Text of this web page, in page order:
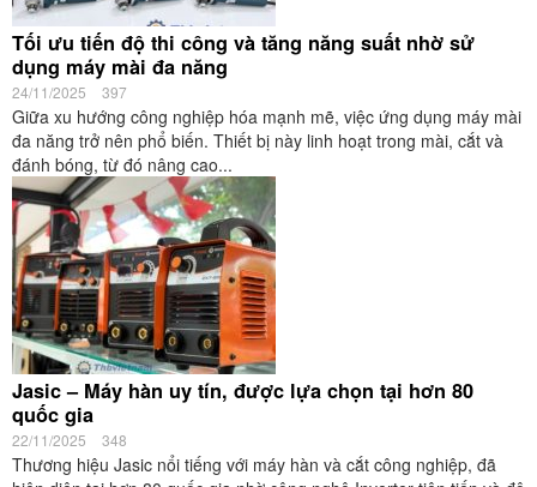
Tối ưu tiến độ thi công và tăng năng suất nhờ sử
dụng máy mài đa năng
24/11/2025 397
Giữa xu hướng công nghiệp hóa mạnh mẽ, việc ứng dụng máy mài
đa năng trở nên phổ biến. Thiết bị này linh hoạt trong mài, cắt và
đánh bóng, từ đó nâng cao...
Jasic – Máy hàn uy tín, được lựa chọn tại hơn 80
quốc gia
22/11/2025 348
Thương hiệu Jasic nổi tiếng với máy hàn và cắt công nghiệp, đã